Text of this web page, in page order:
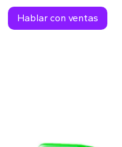
Hablar con ventas